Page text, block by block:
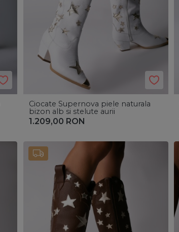
Ciocate Supernova piele naturala
bizon alb si stelute aurii
1.209,00 RON